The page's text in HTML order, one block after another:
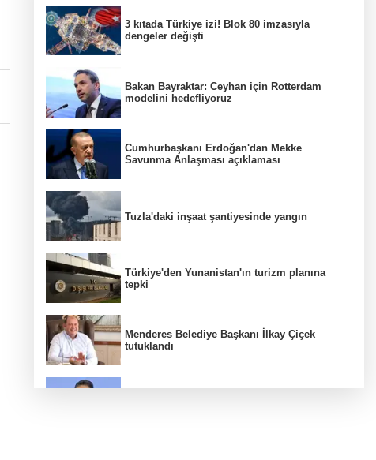
3 kıtada Türkiye izi! Blok 80 imzasıyla
dengeler değişti
Bakan Bayraktar: Ceyhan için Rotterdam
modelini hedefliyoruz
Cumhurbaşkanı Erdoğan'dan Mekke
Savunma Anlaşması açıklaması
Tuzla'daki inşaat şantiyesinde yangın
Türkiye'den Yunanistan'ın turizm planına
tepki
Menderes Belediye Başkanı İlkay Çiçek
tutuklandı